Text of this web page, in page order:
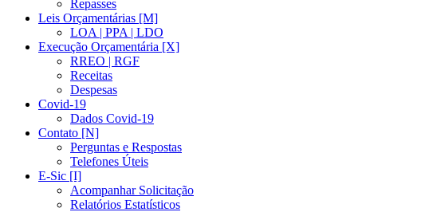
Repasses
Leis Orçamentárias [M]
LOA | PPA | LDO
Execução Orçamentária [X]
RREO | RGF
Receitas
Despesas
Covid-19
Dados Covid-19
Contato [N]
Perguntas e Respostas
Telefones Úteis
E-Sic [I]
Acompanhar Solicitação
Relatórios Estatísticos